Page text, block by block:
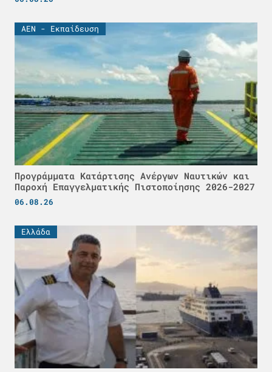
ΑΕΝ - Εκπαίδευση
Προγράμματα Κατάρτισης Ανέργων Ναυτικών και
Παροχή Επαγγελματικής Πιστοποίησης 2026-2027
06.08.26
Ελλάδα